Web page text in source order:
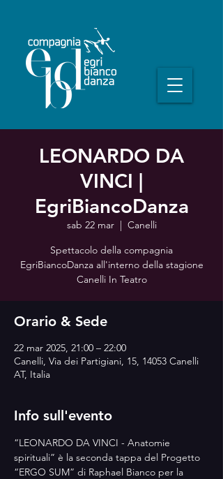
LEONARDO DA
VINCI |
EgriBiancoDanza
sab 22 mar
  |
Canelli
Spettacolo della compagnia
EgriBiancoDanza all'interno della stagione
Canelli In Teatro
Orario & Sede
22 mar 2025, 21:00 – 22:00
Canelli, Via dei Partigiani, 15, 14053 Canelli
AT, Italia
Info sull'evento
“LEONARDO DA VINCI - Anatomie
spirituali” è la seconda tappa del Progetto
“ERGO SUM” di Raphael Bianco per la